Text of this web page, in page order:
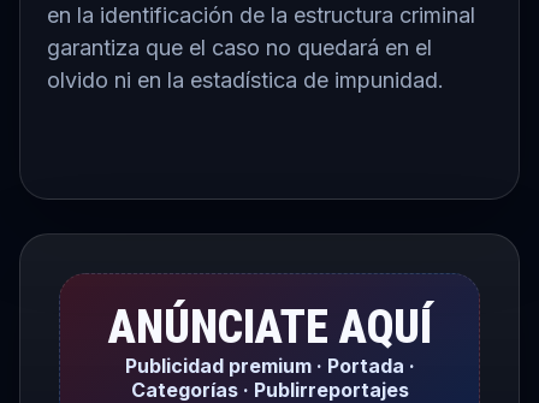
en la identificación de la estructura criminal
garantiza que el caso no quedará en el
olvido ni en la estadística de impunidad.
ANÚNCIATE AQUÍ
Publicidad premium · Portada ·
Categorías · Publirreportajes